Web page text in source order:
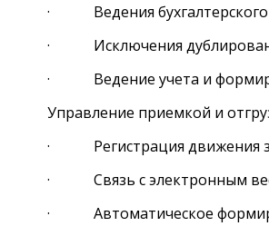
· Ведения бухгалтерского
· Исключения
· Ведение учета и
Управление приемкой и
· Регистрация движения
· Связь с электронным
· Автоматическое